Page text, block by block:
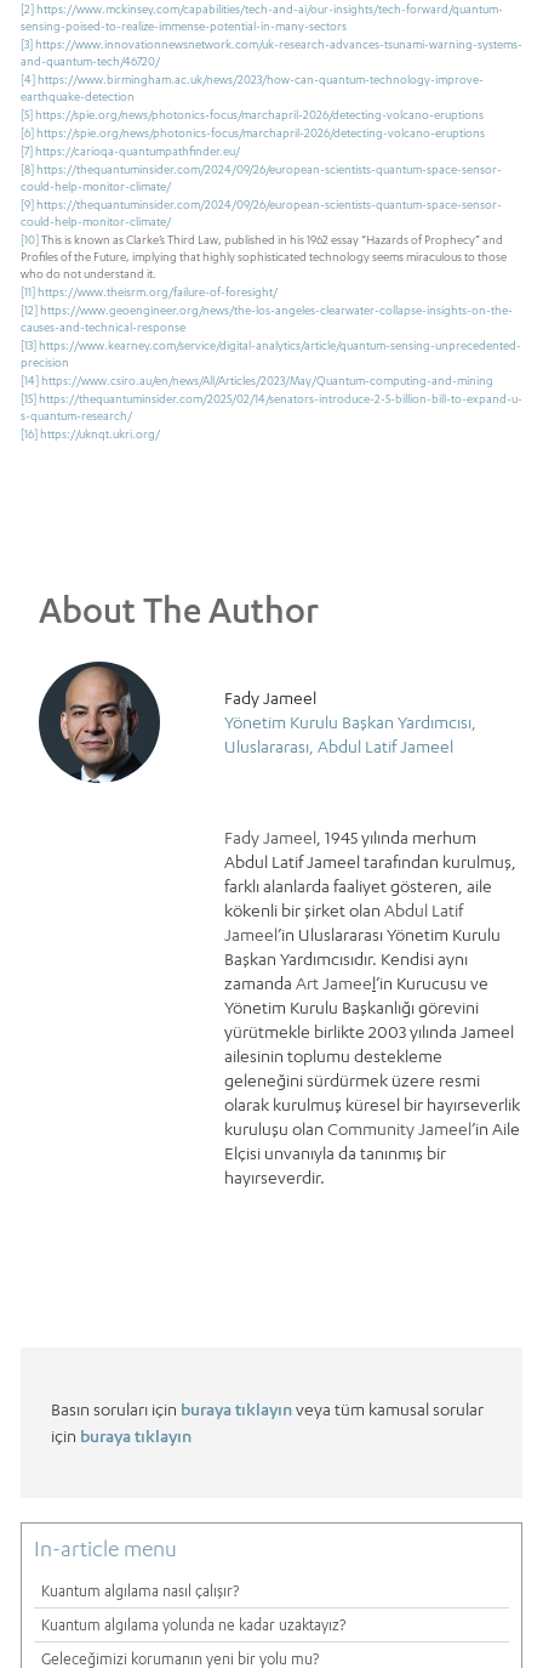
[2] https://www.mckinsey.com/capabilities/tech-and-ai/our-insights/tech-forward/quantum-
sensing-poised-to-realize-immense-potential-in-many-sectors
[3] https://www.innovationnewsnetwork.com/uk-research-advances-tsunami-warning-systems-
and-quantum-tech/46720/
[4] https://www.birmingham.ac.uk/news/2023/how-can-quantum-technology-improve-
earthquake-detection
[5] https://spie.org/news/photonics-focus/marchapril-2026/detecting-volcano-eruptions
[6] https://spie.org/news/photonics-focus/marchapril-2026/detecting-volcano-eruptions
[7] https://carioqa-quantumpathfinder.eu/
[8] https://thequantuminsider.com/2024/09/26/european-scientists-quantum-space-sensor-
could-help-monitor-climate/
[9] https://thequantuminsider.com/2024/09/26/european-scientists-quantum-space-sensor-
could-help-monitor-climate/
[10] This is known as Clarke’s Third Law, published in his 1962 essay “Hazards of Prophecy” and
Profiles of the Future, implying that highly sophisticated technology seems miraculous to those
who do not understand it.
[11] https://www.theisrm.org/failure-of-foresight/
[12] https://www.geoengineer.org/news/the-los-angeles-clearwater-collapse-insights-on-the-
causes-and-technical-response
[13] https://www.kearney.com/service/digital-analytics/article/quantum-sensing-unprecedented-
precision
[14] https://www.csiro.au/en/news/All/Articles/2023/May/Quantum-computing-and-mining
[15] https://thequantuminsider.com/2025/02/14/senators-introduce-2-5-billion-bill-to-expand-u-
s-quantum-research/
[16] https://uknqt.ukri.org/
About The Author
Fady Jameel
Yönetim Kurulu Başkan Yardımcısı,
Uluslararası, Abdul Latif Jameel
Fady Jameel, 1945 yılında merhum
Abdul Latif Jameel tarafından kurulmuş,
farklı alanlarda faaliyet gösteren, aile
kökenli bir şirket olan Abdul Latif
Jameel’in Uluslararası Yönetim Kurulu
Başkan Yardımcısıdır. Kendisi aynı
zamanda Art Jameel’in Kurucusu ve
Yönetim Kurulu Başkanlığı görevini
yürütmekle birlikte 2003 yılında Jameel
ailesinin toplumu destekleme
geleneğini sürdürmek üzere resmi
olarak kurulmuş küresel bir hayırseverlik
kuruluşu olan Community Jameel’in Aile
Elçisi unvanıyla da tanınmış bir
hayırseverdir.
Basın soruları için buraya tıklayınveya tüm kamusal sorular
için buraya tıklayın
In-article menu
Kuantum algılama nasıl çalışır?
Kuantum algılama yolunda ne kadar uzaktayız?
Geleceğimizi korumanın yeni bir yolu mu?